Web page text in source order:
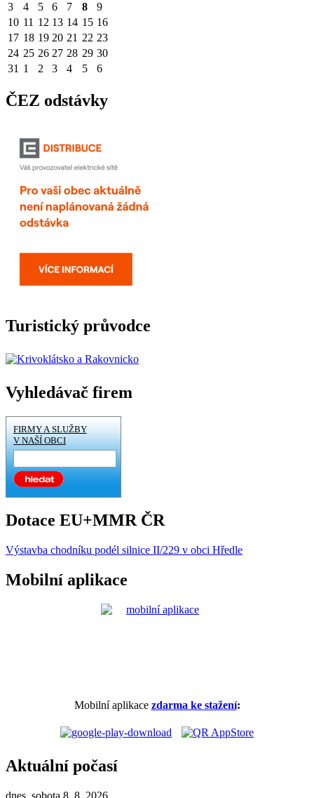
3
4 5 6 7 8
9
10 11 12 13 14 15 16
17 18 19 20 21 22 23
24 25 26 27 28 29 30
31 1 2 3 4 5 6
ČEZ odstávky
Turistický průvodce
Vyhledávač firem
FIRMY A SLUŽBY
V NAŠÍ OBCI
Dotace EU+MMR ČR
Výstavba chodníku podél silnice II/229 v obci Hředle
Mobilní aplikace
Mobilní aplikace zdarma ke stažení:
Aktuální počasí
dnes, sobota 8. 8. 2026